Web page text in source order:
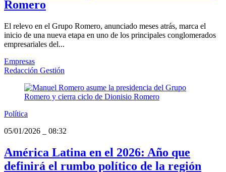
Romero
El relevo en el Grupo Romero, anunciado meses atrás, marca el
inicio de una nueva etapa en uno de los principales conglomerados
empresariales del...
Empresas
Redacción Gestión
Política
05/01/2026
08:32
América Latina en el 2026: Año que
definirá el rumbo político de la región